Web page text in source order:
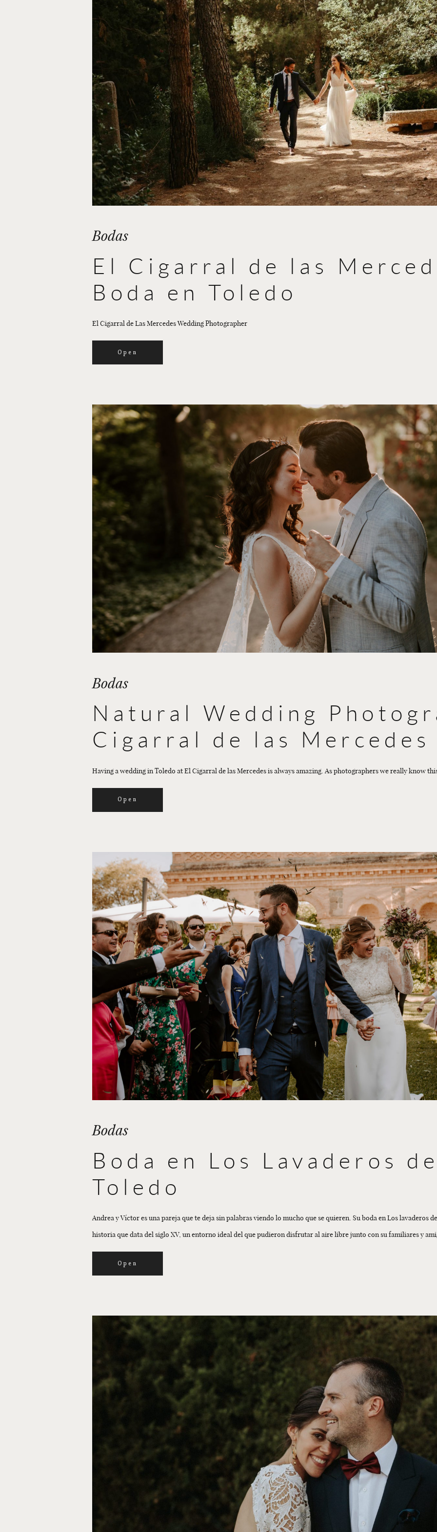
CONTACTO
Bodas
El Cigarral de las
Boda en Toledo
El Cigarral de Las Mercedes Wedding Photographer
Open
Bodas
Natural Wedding
Cigarral de las Mercedes
Having a wedding in Toledo at El Cigarral de las Mercedes is always amazing. As photographers we really know
Open
Bodas
Boda en Los Lavaderos
Toledo
Andrea y Víctor es una pareja que te deja sin palabras viendo lo mucho que se quieren. Su boda en Los lavaderos
historia que data del siglo XV, un entorno ideal del que pudieron disfrutar al aire libre junto con su familiares y
Open